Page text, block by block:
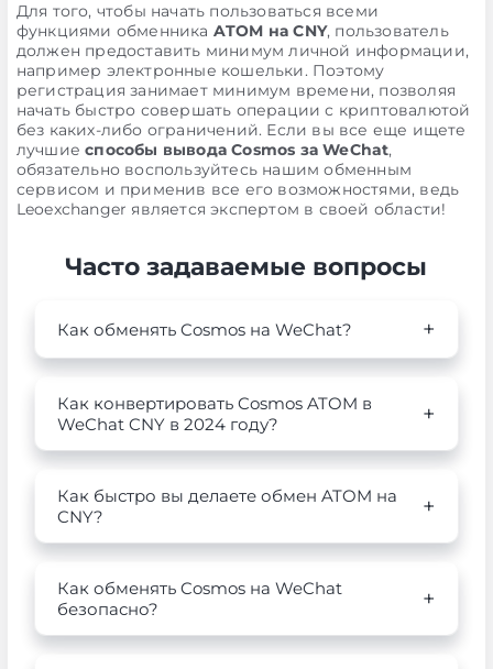
Для того, чтобы начать пользоваться всеми
функциями обменника ATOM на CNY, пользователь
должен предоставить минимум личной информации,
например электронные кошельки. Поэтому
регистрация занимает минимум времени, позволяя
начать быстро совершать операции с криптовалютой
без каких-либо ограничений. Если вы все еще ищете
лучшиеспособы вывода Cosmos за WeChat,
обязательно воспользуйтесь нашим обменным
сервисом и применив все его возможностями, ведь
Leoexchanger является экспертом в своей области!
Часто задаваемые вопросы
Как обменять Cosmos на WeChat?
Как конвертировать Cosmos ATOM в
WeChat CNY в 2024 году?
Как быстро вы делаете обмен ATOM на
CNY?
Как обменять Cosmos на WeChat
безопасно?